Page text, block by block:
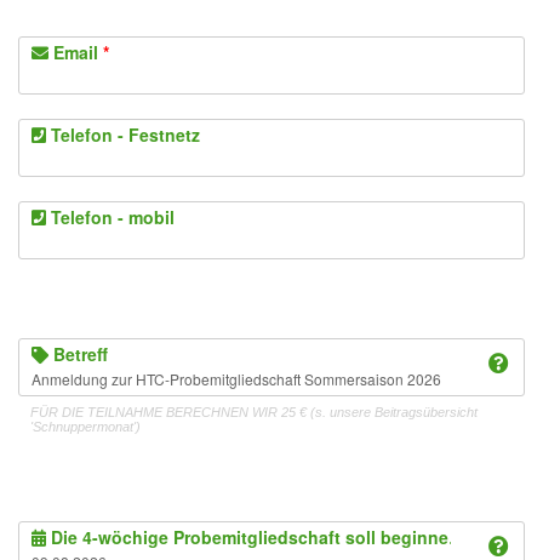
Email *
Telefon - Festnetz
Telefon - mobil
Betreff
FÜR DIE TEILNAHME BERECHNEN WIR 25 € (s. unsere Beitragsübersicht
'Schnuppermonat')
Die 4-wöchige Probemitgliedschaft soll beginnen am: *